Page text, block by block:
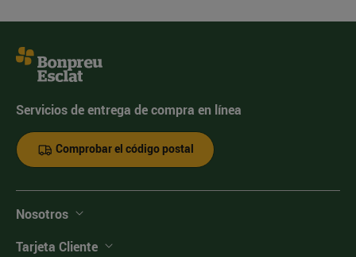
Servicios de entrega de compra en línea
Comprobar el código postal
Nosotros
Tarjeta Cliente